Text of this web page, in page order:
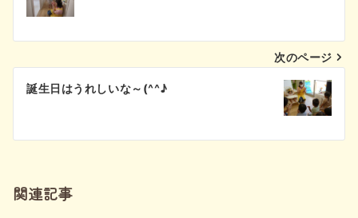
稿
ビ
シ
次のページ
誕生日はうれしいな～(^^♪
関連記事